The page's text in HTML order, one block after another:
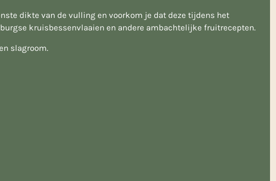
dikte van de vulling en voorkom je dat deze tijdens het
kruisbessenvlaaien en andere ambachtelijke fruitrecepten.
slagroom.